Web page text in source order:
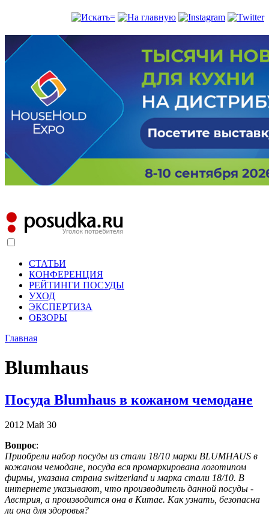
СТАТЬИ
КОНФЕРЕНЦИЯ
РЕЙТИНГИ ПОСУДЫ
УХОД
ЭКСПЕРТИЗА
ОБЗОРЫ
Главная
Blumhaus
Посуда Blumhaus в кожаном чемодане
2012 Май 30
Вопрос:
Приобрели набор посуды из стали 18/10 марки BLUMHAUS в
кожаном чемодане, посуда вся промаркирована логотипом
фирмы, указана страна switzerland и марка стали 18/10. В
интернете указывают, что производитель данной посуды -
Австрия, а производится она в Китае. Как узнать, безопасна
ли она для здоровья?